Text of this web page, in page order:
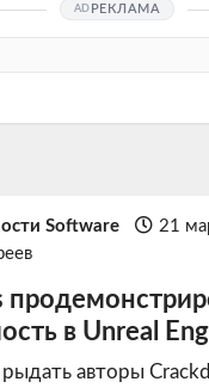
РЕКЛАМА
Software
21
в Unreal
рыдать авторы